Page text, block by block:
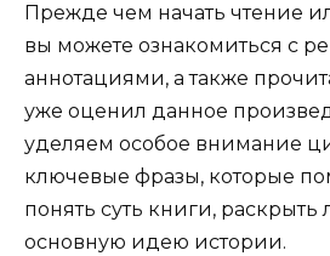
Прежде чем начать чтение
вы можете ознакомиться с
аннотациями, а также
уже оценил данное
уделяем особое внимание
ключевые фразы, которые
понять суть книги, раскрыть
основную идею истории.